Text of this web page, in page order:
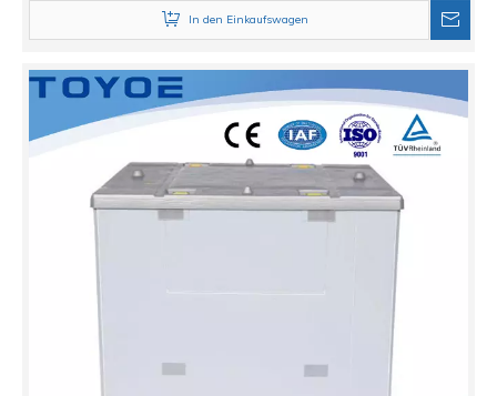
In den Einkaufswagen